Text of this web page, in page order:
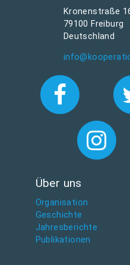
Kronenstraße
79100 Freiburg
Deutschland
Über uns
Organisation
Geschichte
Jahresberichte
Publikationen